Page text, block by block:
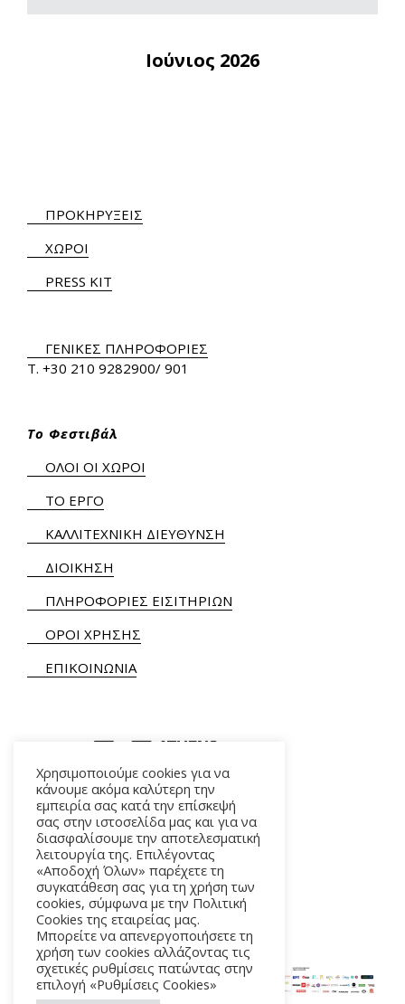
Ιούνιος 2026
ΠΡΟΚΗΡΥΞΕΙΣ
ΧΩΡΟΙ
PRESS KIT
ΓΕΝΙΚΕΣ ΠΛΗΡΟΦΟΡΙΕΣ
Τ. +30 210 9282900/ 901
Το Φεστιβάλ
ΟΛΟΙ ΟΙ ΧΩΡΟΙ
ΤΟ ΕΡΓΟ
ΚΑΛΛΙΤΕΧΝΙΚΗ ΔΙΕΥΘΥΝΣΗ
ΔΙΟΙΚΗΣΗ
ΠΛΗΡΟΦΟΡΙΕΣ ΕΙΣΙΤΗΡΙΩΝ
ΟΡΟΙ ΧΡΗΣΗΣ
ΕΠΙΚΟΙΝΩΝΙΑ
ΑΛΚΜΗΝΗΣ 5 – 118 54 ΑΘΗΝΑ
Χρησιμοποιούμε cookies για να
κάνουμε ακόμα καλύτερη την
εμπειρία σας κατά την επίσκεψή
σας στην ιστοσελίδα μας και για να
διασφαλίσουμε την αποτελεσματική
λειτουργία της. Επιλέγοντας
«Αποδοχή Όλων» παρέχετε τη
συγκατάθεση σας για τη χρήση των
cookies, σύμφωνα με την Πολιτική
Cookies της εταιρείας μας.
Μπορείτε να απενεργοποιήσετε τη
χρήση των cookies αλλάζοντας τις
σχετικές ρυθμίσεις πατώντας στην
επιλογή «Ρυθμίσεις Cookies»